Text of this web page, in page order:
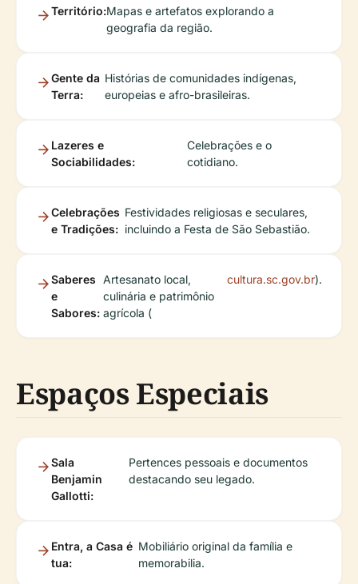
Território:Mapas e artefatos explorando a
geografia da região.
Gente da
Terra:
Histórias de comunidades indígenas,
europeias e afro-brasileiras.
Lazeres e
Sociabilidades:
Celebrações e o
cotidiano.
Celebrações
e Tradições:
Festividades religiosas e seculares,
incluindo a Festa de São Sebastião.
Saberes
e
Sabores:
Artesanato local,
culinária e patrimônio
agrícola (
cultura.sc.gov.br).
Espaços Especiais
Sala
Benjamin
Gallotti:
Pertences pessoais e documentos
destacando seu legado.
Entra, a Casa é
tua:
Mobiliário original da família e
memorabilia.